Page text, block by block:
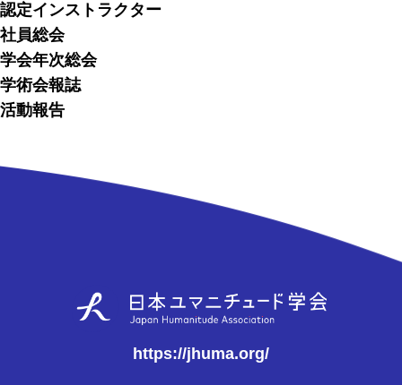
認定インストラクター
社員総会
学会年次総会
学術会報誌
活動報告
https://jhuma.org/